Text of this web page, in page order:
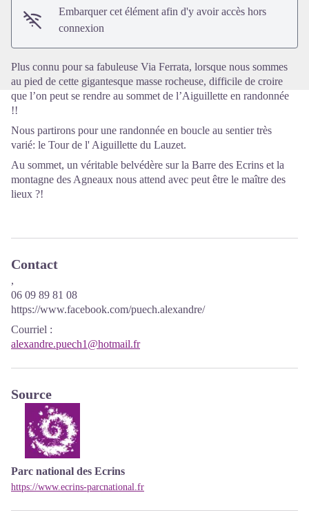
Embarquer cet élément afin d'y avoir accès hors
connexion
Plus connu pour sa fabuleuse Via Ferrata, lorsque nous sommes
au pied de cette gigantesque masse rocheuse, difficile de croire
que l’on peut se rendre au sommet de l’Aiguillette en randonnée
!!
Nous partirons pour une randonnée en boucle au sentier très
varié: le Tour de l' Aiguillette du Lauzet.
Au sommet, un véritable belvédère sur la Barre des Ecrins et la
montagne des Agneaux nous attend avec peut être le maître des
lieux ?!
Contact
,
06 09 89 81 08
https://www.facebook.com/puech.alexandre/
Courriel :
alexandre.puech1@hotmail.fr
Source
Parc national des Ecrins
https://www.ecrins-parcnational.fr